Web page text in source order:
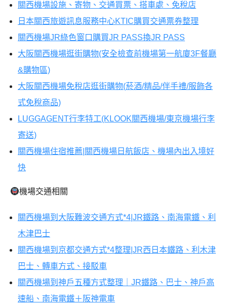
關西機場設施、寄物、交通買票、搭車處、免稅店
日本關西旅遊訊息服務中心KTIC購買交通票券整理
關西機場JR綠色窗口購買JR PASS換JR PASS
大阪關西機場逛街購物(安全檢查前機場第一航廈3F餐廳
&購物區)
大阪關西機場免稅店逛街購物(菸酒/精品/伴手禮/服飾各
式免稅商品)
LUGGAGENT行李特工(KLOOK關西機場/東京機場行李
寄送)
關西機場住宿推薦|關西機場日航飯店、機場內出入境好
快
機場交通相關
關西機場到大阪難波交通方式*4|JR鐵路、南海電鐵、利
木津巴士
關西機場到京都交通方式*4整理|JR西日本鐵路、利木津
巴士、轉車方式、接駁車
關西機場到神戶五種方式整理｜JR鐵路、巴士、神戶高
速船、南海電鐵＋阪神電車